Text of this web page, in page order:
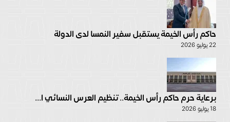
حاكم رأس الخيمة يستقبل سفير النمسا لدى الدولة
22 يوليو 2026
برعاية حرم حاكم رأس الخيمة.. تنظيم العرس النسائي ا...
18 يوليو 2026